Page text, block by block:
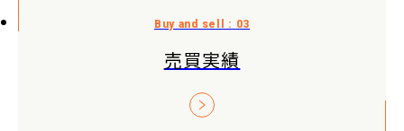
売買実績